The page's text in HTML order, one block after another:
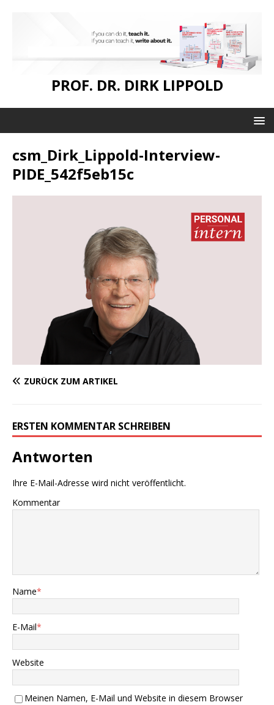
PROF. DR. DIRK LIPPOLD
csm_Dirk_Lippold-Interview-
PIDE_542f5eb15c
ZURÜCK ZUM ARTIKEL
ERSTEN KOMMENTAR SCHREIBEN
Antworten
Ihre E-Mail-Adresse wird nicht veröffentlicht.
Kommentar
Name*
E-Mail*
Website
Meinen Namen, E-Mail und Website in diesem Browser